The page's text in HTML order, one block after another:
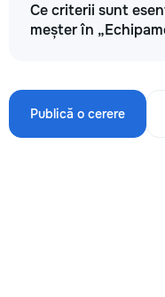
Ce criterii sunt
meșter în
Publică o cerere